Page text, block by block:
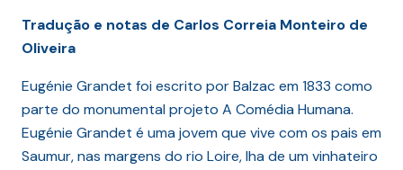
Tradução e notas de Carlos Correia Monteiro de
Oliveira
Eugénie Grandet foi escrito por Balzac em 1833 como
parte do monumental projeto A Comédia Humana.
Eugénie Grandet é uma jovem que vive com os pais em
Saumur, nas margens do rio Loire, lha de um vinhateiro